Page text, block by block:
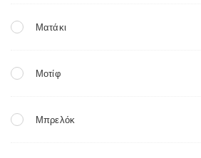
Ματάκι
Μοτίφ
Μπρελόκ